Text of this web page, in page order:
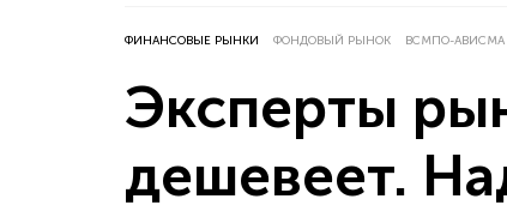
ФИНАНСОВЫЕ РЫНКИ ФОНДОВЫЙ РЫНОК ВСМПО-АВИСМА
Эксперты
дешевеет.